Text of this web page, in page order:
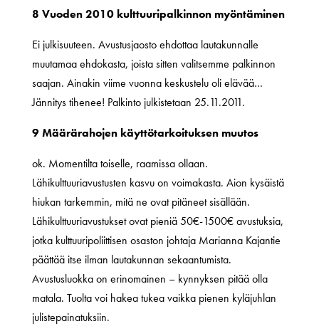
8 Vuoden 2010 kulttuuripalkinnon myöntäminen
Ei julkisuuteen. Avustusjaosto ehdottaa lautakunnalle
muutamaa ehdokasta, joista sitten valitsemme palkinnon
saajan. Ainakin viime vuonna keskustelu oli elävää…
Jännitys tihenee! Palkinto julkistetaan 25.11.2011.
9 Määrärahojen käyttötarkoituksen muutos
ok. Momentilta toiselle, raamissa ollaan.
Lähikulttuuriavustusten kasvu on voimakasta. Aion kysäistä
hiukan tarkemmin, mitä ne ovat pitäneet sisällään.
Lähikulttuuriavustukset ovat pieniä 50€-1500€ avustuksia,
jotka kulttuuripoliittisen osaston johtaja Marianna Kajantie
päättää itse ilman lautakunnan sekaantumista.
Avustusluokka on erinomainen – kynnyksen pitää olla
matala. Tuolta voi hakea tukea vaikka pienen kyläjuhlan
julistepainatuksiin.